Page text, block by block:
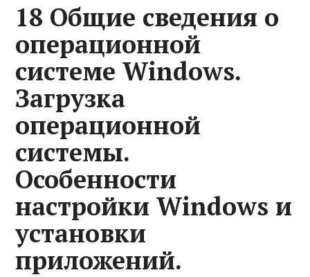
18 Общие сведения о
операционной
системе Windows.
Загрузка
операционной
системы.
Особенности
настройки Windows и
установки
приложений.